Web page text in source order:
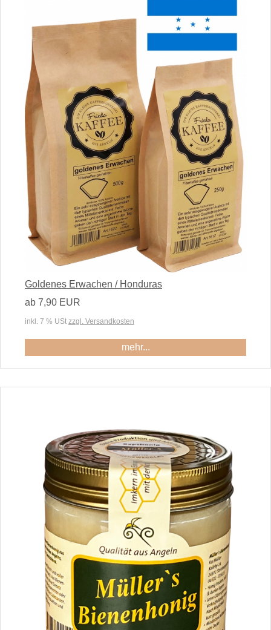
Goldenes Erwachen / Honduras
ab 7,90 EUR
inkl. 7 % USt zzgl. Versandkosten
mehr...